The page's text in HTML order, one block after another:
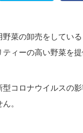
野菜の卸売をしてい
ィーの高い野菜を
型コロナウイルスの
。